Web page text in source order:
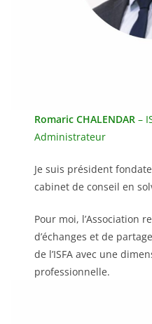
Romaric CHALENDAR –
Administrateur
Je suis président
cabinet de conseil en
Pour moi, l’Association
d’échanges et de
de l’ISFA avec une
professionnelle.